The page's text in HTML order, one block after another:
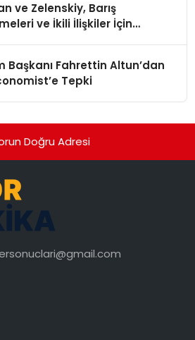
ve Zelenskiy, Barış
ve İkili İlişkiler İçin
Başkanı Fahrettin Altun’dan
Tepki
Doğru Adresi